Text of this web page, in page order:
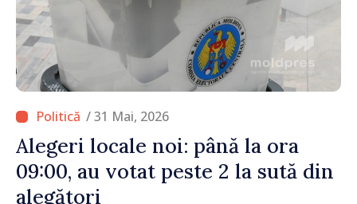
/ 31 Mai, 2026
Alegeri locale noi: până la ora
09:00, au votat peste 2 la sută din
alegători